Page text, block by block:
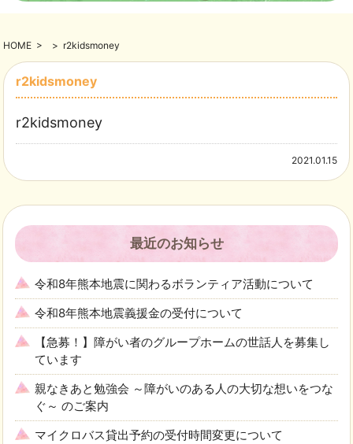
HOME > > r2kidsmoney
r2kidsmoney
r2kidsmoney
2021.01.15
最近のお知らせ
令和8年熊本地震に関わるボランティア活動について
令和8年熊本地震義援金の受付について
【急募！】障がい者のグループホームの世話人を募集し
ています
親なきあと勉強会 ～障がいのある人の大切な想いをつな
ぐ～ のご案内
マイクロバス貸出予約の受付時間変更について